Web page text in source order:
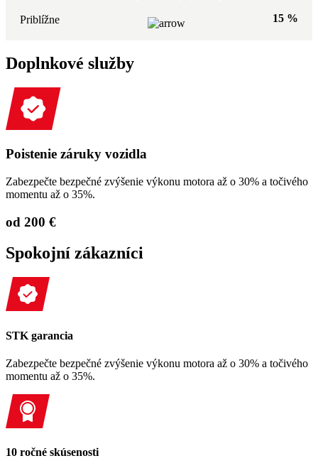
Priblížne 15 %
Doplnkové služby
Poistenie záruky vozidla
Zabezpečte bezpečné zvýšenie výkonu motora až o 30% a točivého
momentu až o 35%.
od 200 €
Spokojní zákazníci
STK garancia
Zabezpečte bezpečné zvýšenie výkonu motora až o 30% a točivého
momentu až o 35%.
10 ročné skúsenosti